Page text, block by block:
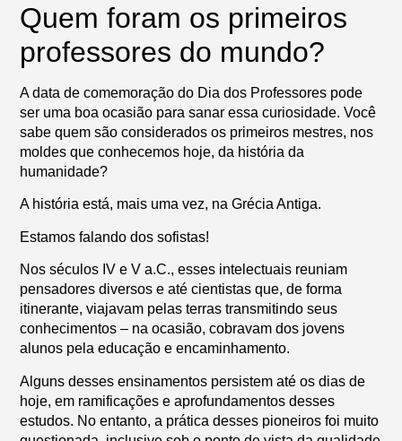
Quem foram os primeiros
professores do mundo?
A data de comemoração do Dia dos Professores pode
ser uma boa ocasião para sanar essa curiosidade. Você
sabe quem são considerados os primeiros mestres, nos
moldes que conhecemos hoje, da história da
humanidade?
A história está, mais uma vez, na Grécia Antiga.
Estamos falando dos sofistas!
Nos séculos IV e V a.C., esses intelectuais reuniam
pensadores diversos e até cientistas que, de forma
itinerante, viajavam pelas terras transmitindo seus
conhecimentos – na ocasião, cobravam dos jovens
alunos pela educação e encaminhamento.
Alguns desses ensinamentos persistem até os dias de
hoje, em ramificações e aprofundamentos desses
estudos. No entanto, a prática desses pioneiros foi muito